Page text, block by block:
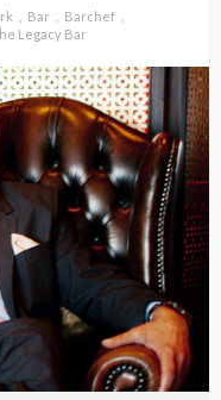
Bar
Barchef
Legacy Bar